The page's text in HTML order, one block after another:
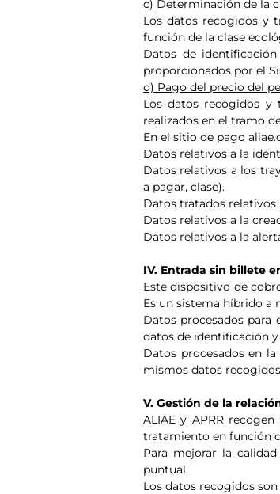
c) Determinación de la
Los datos recogidos y
función de la clase
Datos de
proporcionados por el
d) Pago del precio del
Los datos recogidos y
realizados en el tramo
En el sitio de pago
Datos relativos a la
Datos relativos a los
a pagar, clase).
Datos tratados relativos
Datos relativos a la
Datos relativos a la
IV. Entrada sin billete
Este dispositivo de
Es un sistema híbrido a
Datos procesados
datos de identificación
Datos procesados en
mismos datos
V. Gestión de la
ALIAE y APRR
tratamiento en función
Para mejorar la
puntual.
Los datos recogidos